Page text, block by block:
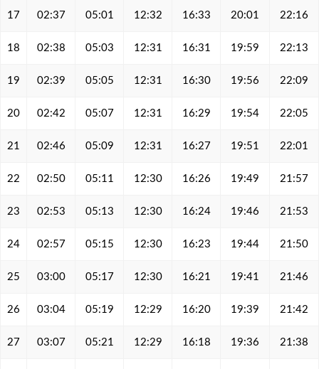
17 02:37 05:01 12:32 16:33 20:01 22:16
18 02:38 05:03 12:31 16:31 19:59 22:13
19 02:39 05:05 12:31 16:30 19:56 22:09
20 02:42 05:07 12:31 16:29 19:54 22:05
21 02:46 05:09 12:31 16:27 19:51 22:01
22 02:50 05:11 12:30 16:26 19:49 21:57
23 02:53 05:13 12:30 16:24 19:46 21:53
24 02:57 05:15 12:30 16:23 19:44 21:50
25 03:00 05:17 12:30 16:21 19:41 21:46
26 03:04 05:19 12:29 16:20 19:39 21:42
27 03:07 05:21 12:29 16:18 19:36 21:38